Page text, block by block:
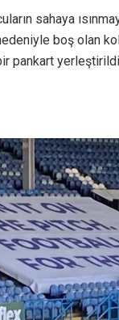
sahaya
boş olan
pankart